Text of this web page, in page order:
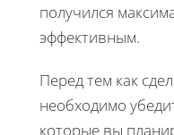
получился
эффективным.
Перед тем как
необходимо
которые вы